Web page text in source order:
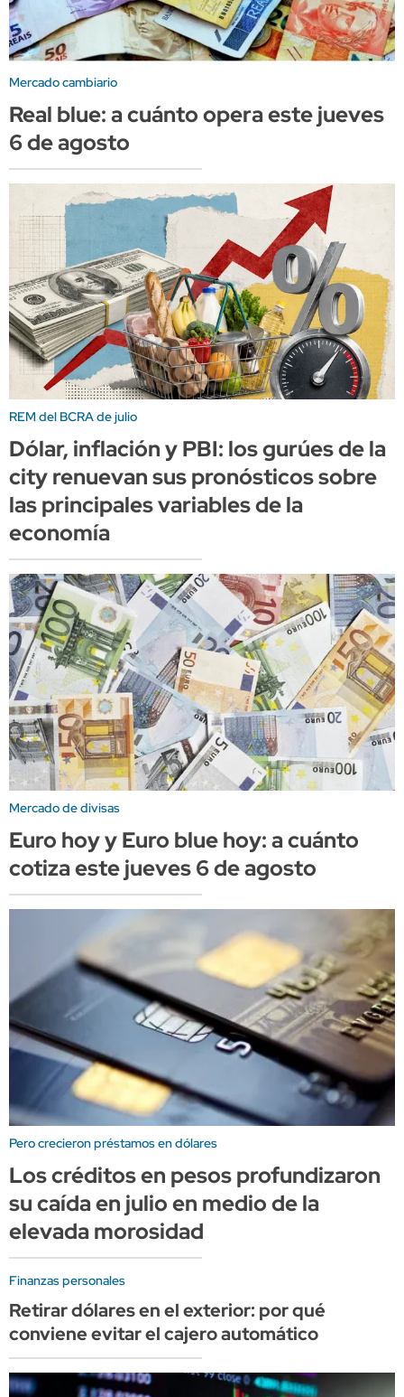
Mercado cambiario
Real blue: a cuánto opera este jueves
6 de agosto
REM del BCRA de julio
Dólar, inflación y PBI: los gurúes de la
city renuevan sus pronósticos sobre
las principales variables de la
economía
Mercado de divisas
Euro hoy y Euro blue hoy: a cuánto
cotiza este jueves 6 de agosto
Pero crecieron préstamos en dólares
Los créditos en pesos profundizaron
su caída en julio en medio de la
elevada morosidad
Finanzas personales
Retirar dólares en el exterior: por qué
conviene evitar el cajero automático